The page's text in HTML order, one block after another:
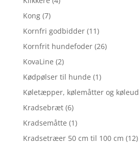
Kong (7)
Kornfri godbidder (11)
Kornfrit hundefoder (26)
KovaLine (2)
Kødpølser til hunde (1)
Køletæpper, kølemåtter og
Kradsebræt (6)
Kradsemåtte (1)
Kradsetræer 50 cm til 100 cm (12)